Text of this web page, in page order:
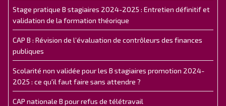
Stage pratique B stagiaires 2024-2025 : Entretien définitif et
validation de la formation théorique
CAP B : Révision de l’évaluation de contrôleurs des finances
publiques
Scolarité non validée pour les B stagiaires promotion 2024-
2025 : ce qu'il faut faire sans attendre ?
CAP nationale B pour refus de télétravail